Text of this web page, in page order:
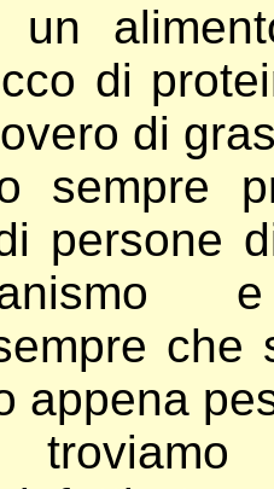
di
di
sempre
persone
appena
troviamo